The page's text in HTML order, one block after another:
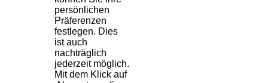
persönlichen
Präferenzen
festlegen. Dies
ist auch
nachträglich
jederzeit möglich.
Mit dem Klick auf